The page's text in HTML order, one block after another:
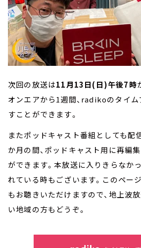
次回の放送は11月13日(日)午後7時
オンエアから1週間、radikoのタイ
すことができます。
またポッドキャスト番組としても配
か月の間、ポッドキャスト用に再編
ができます。本放送に入りきらなか
れている時もございます。このペー
もお聴きいただけますので、地上波
い地域の方もどうぞ。